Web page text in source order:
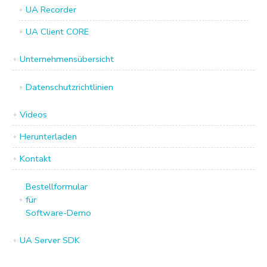
UA Recorder
UA Client CORE
Unternehmensübersicht
Datenschutzrichtlinien
Videos
Herunterladen
Kontakt
Bestellformular
für
Software-Demo
UA Server SDK